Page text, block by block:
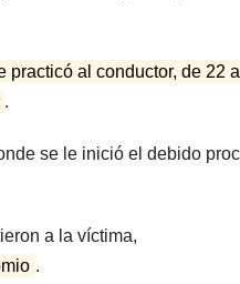
practicó al conductor, de 22
.
se le inició el debido
a la víctima,
.